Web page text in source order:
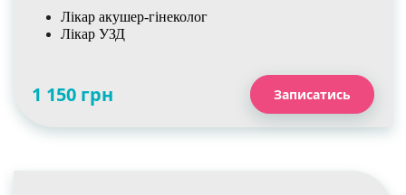
Лікар акушер-гінеколог
Лікар УЗД
1 150 грн Записатись